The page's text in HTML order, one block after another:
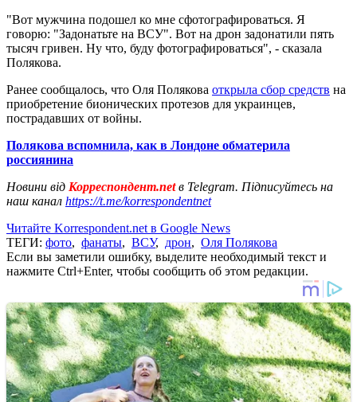
"Вот мужчина подошел ко мне сфотографироваться. Я
говорю: "Задонатьте на ВСУ". Вот на дрон задонатили пять
тысяч гривен. Ну что, буду фотографироваться", - сказала
Полякова.
Ранее сообщалось, что Оля Полякова открыла сбор средств на
приобретение бионических протезов для украинцев,
пострадавших от войны.
Полякова вспомнила, как в Лондоне обматерила
россиянина
Новини від Корреспондент.netв Telegram. Підписуйтесь на
наш канал https://t.me/korrespondentnet
Читайте Korrespondent.net в Google News
ТЕГИ: фото, фанаты, ВСУ, дрон, Оля Полякова
Если вы заметили ошибку, выделите необходимый текст и
нажмите Ctrl+Enter, чтобы сообщить об этом редакции.